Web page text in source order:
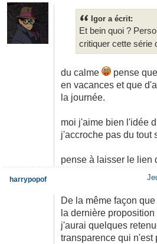
Igor a écrit:
Et bein quoi ?
critiquer cette série
du calme
pense
en vacances et que
la journée.
moi j'aime bien l'idée
j'accroche pas du tout
pense à laisser le lien
De la même façon
la dernière
j'aurai quelques
transparence qui n'est
harrypopof